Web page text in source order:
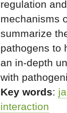
regulation
mechanisms
summarize
pathogens to
an in-depth
with
Key words:
interaction